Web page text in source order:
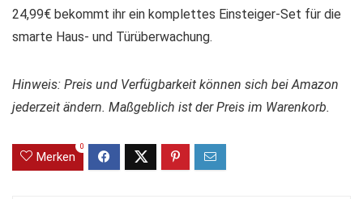
24,99€ bekommt ihr ein komplettes Einsteiger-Set für die
smarte Haus- und Türüberwachung.
Hinweis: Preis und Verfügbarkeit können sich bei Amazon
jederzeit ändern. Maßgeblich ist der Preis im Warenkorb.
Merken
0